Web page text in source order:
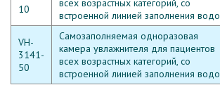
10
встроенной линией заполнения
VH-
3141-
50
Самозаполняемая одноразовая
камера увлажнителя для пациентов
всех возрастных категорий, со
встроенной линией заполнения